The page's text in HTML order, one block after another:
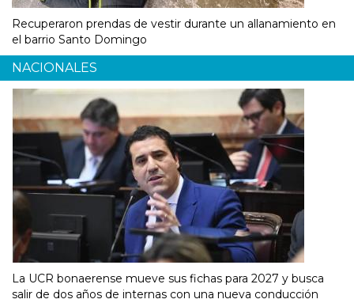
Recuperaron prendas de vestir durante un allanamiento en
el barrio Santo Domingo
NACIONALES
La UCR bonaerense mueve sus fichas para 2027 y busca
salir de dos años de internas con una nueva conducción